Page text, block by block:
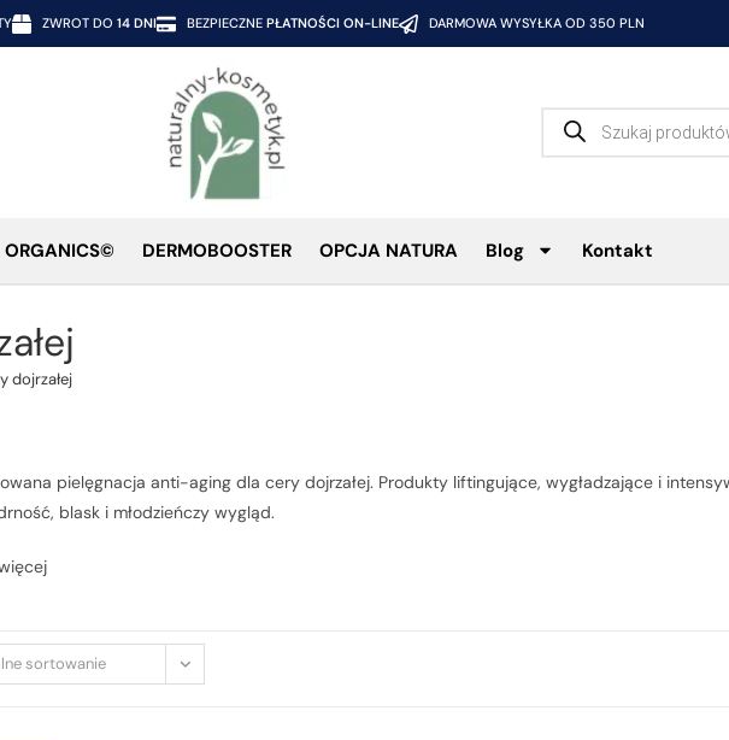
ZWROT DO 14 DNI BEZPIECZNE PŁATNOŚCI ON-LINE DARMOWA WYSYŁKA OD 350 PLN
ORGANICS© DERMOBOOSTER OPCJA NATURA Blog Kontakt
dojrzałej
pielęgnacja anti-aging dla cery dojrzałej. Produkty liftingujące, wygładzające i
blask i młodzieńczy wygląd.
sortowanie